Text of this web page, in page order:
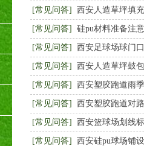
[常见问答] 西安人造草坪填
[常见问答] 硅pu材料准备注
[常见问答] 西安足球场球门
[常见问答] 西安人造草坪鼓
[常见问答] 西安塑胶跑道雨
[常见问答] 西安塑胶跑道对
[常见问答] 西安篮球场划线
[常见问答] 西安硅pu球场铺